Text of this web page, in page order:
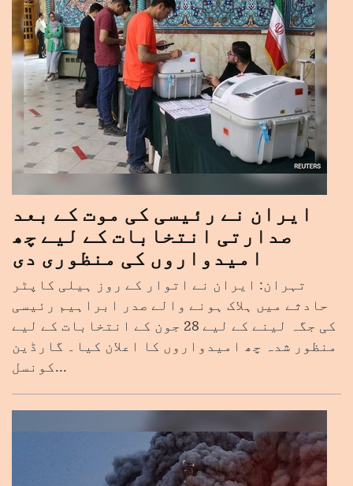
ایران نے رئیسی کی موت کے بعد
صدارتی انتخابات کے لیے چھ
امیدواروں کی منظوری دی
تہران: ایران نے اتوار کے روز ہیلی کاپٹر
حادثے میں ہلاک ہونے والے صدر ابراہیم رئیسی
کی جگہ لینے کے لیے 28 جون کے انتخابات کے لیے
منظور شدہ چھ امیدواروں کا اعلان کیا۔ گارڈین
کونسل...